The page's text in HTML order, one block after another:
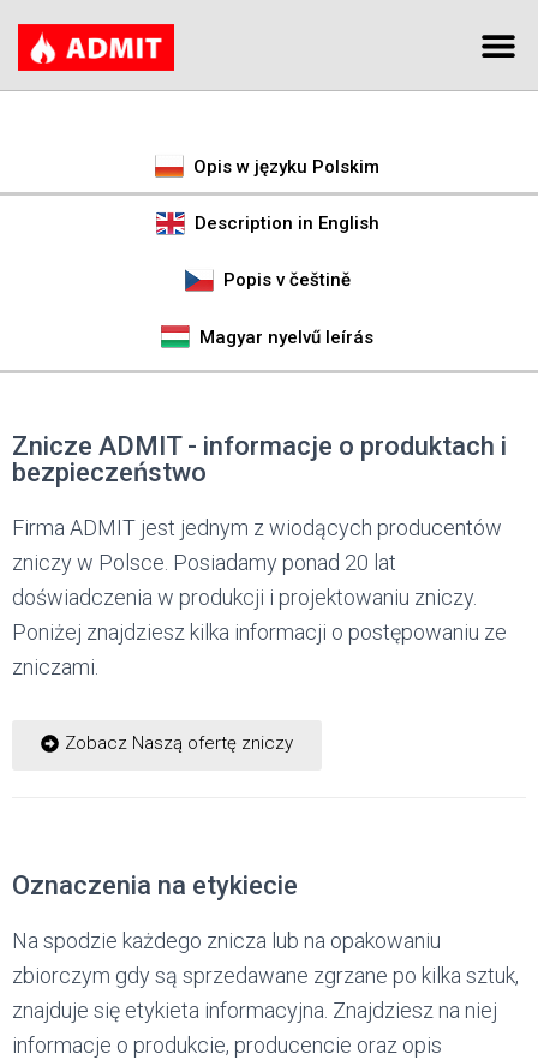
Opis w języku Polskim
Description in English
Popis v češtině
Magyar nyelvű leírás
Znicze ADMIT - informacje o produktach i
bezpieczeństwo
Firma ADMIT jest jednym z wiodących producentów
zniczy w Polsce. Posiadamy ponad 20 lat
doświadczenia w produkcji i projektowaniu zniczy.
Poniżej znajdziesz kilka informacji o postępowaniu ze
zniczami.
Zobacz Naszą ofertę zniczy
Oznaczenia na etykiecie
Na spodzie każdego znicza lub na opakowaniu
zbiorczym gdy są sprzedawane zgrzane po kilka sztuk,
znajduje się etykieta informacyjna. Znajdziesz na niej
informacje o produkcie, producencie oraz opis